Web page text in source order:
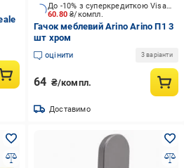
60.80₴/компл.
До -10% з суперкредиткою Visa Вигода
Гачок меблевий Arino Arino П1 3
шт хром
оцінити 3 варіанти
64 ₴/компл.
Доставимо